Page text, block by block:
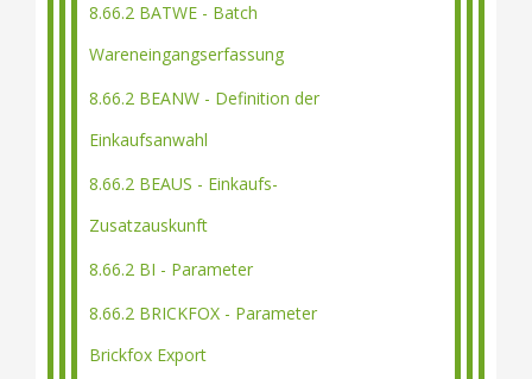
8.66.2 BATWE - Batch
Wareneingangserfassung
8.66.2 BEANW - Definition der
Einkaufsanwahl
8.66.2 BEAUS - Einkaufs-
Zusatzauskunft
8.66.2 BI - Parameter
8.66.2 BRICKFOX - Parameter
Brickfox Export